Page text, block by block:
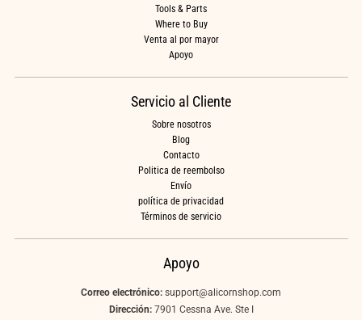
Tools & Parts
Where to Buy
Venta al por mayor
Apoyo
Servicio al Cliente
Sobre nosotros
Blog
Contacto
Politica de reembolso
Envío
política de privacidad
Términos de servicio
Apoyo
Correo electrónico: support@alicornshop.com
Dirección:7901 Cessna Ave. Ste I